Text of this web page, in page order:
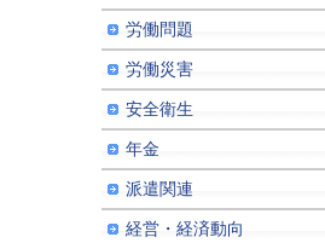
労働問題
労働災害
安全衛生
年金
派遣関連
経営・経済動向